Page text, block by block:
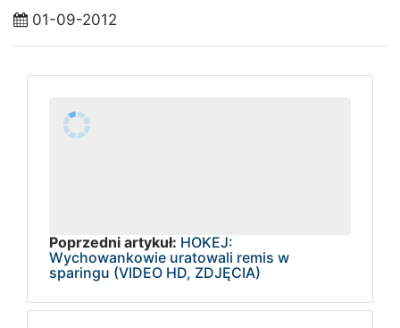
01-09-2012
Poprzedni artykuł: HOKEJ:
Wychowankowie uratowali remis w
sparingu (VIDEO HD, ZDJĘCIA)